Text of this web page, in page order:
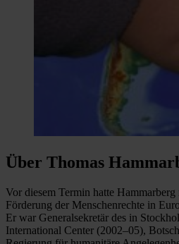
Über Thomas
Vor diesem Termin hatte Hammarberg
Förderung der Menschenrechte in
Er war Generalsekretär des in
International Center (2002–05),